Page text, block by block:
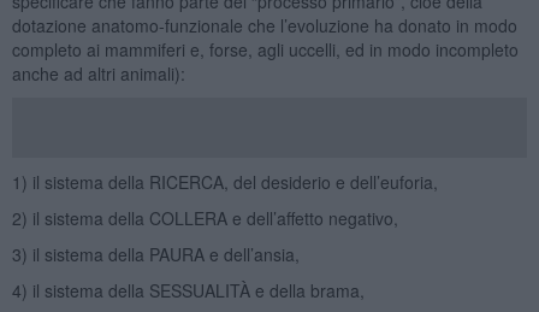
dotazione anatomo-funzionale che l’evoluzione ha donato in modo
completo ai mammiferi e, forse, agli uccelli, ed in modo incompleto
anche ad altri animali):
1) il sistema della RICERCA, del desiderio e dell’euforia,
2) il sistema della COLLERA e dell’affetto negativo,
3) il sistema della PAURA e dell’ansia,
4) il sistema della SESSUALITÀ e della brama,